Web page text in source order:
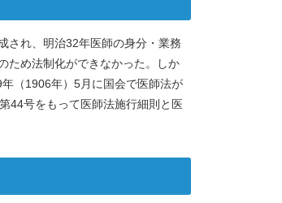
され、明治32年医師の身分・業務
ため法制化ができなかった。しか
（1906年）5月に国会で医師法が
44号をもって医師法施行細則と医